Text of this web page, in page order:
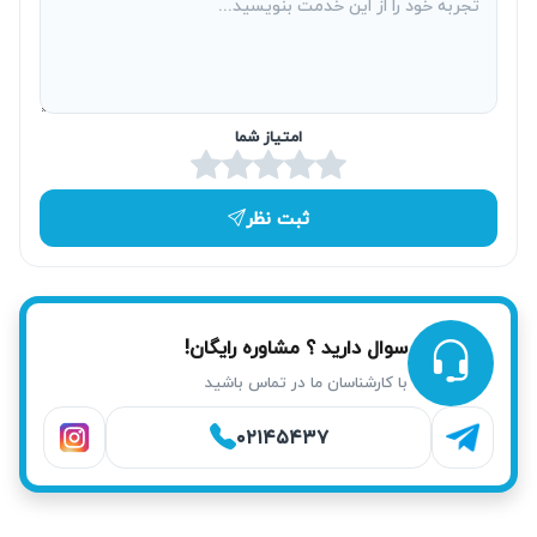
خدمات آریابهکار برای تعمیر پکیج در ستارخان
خدمات ما شامل تشخیص دقیق عیب، تست نهایی پس از تعمیر و
امتیاز شما
ثبت نظر
سوال دارید ؟ مشاوره رایگان!
با کارشناسان ما در تماس باشید
۰۲۱۴۵۴۳۷